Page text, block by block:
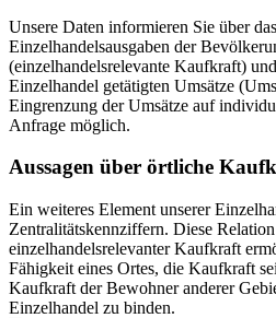
Unsere Daten informieren Sie über
Einzelhandelsausgaben der
(einzelhandelsrelevante Kaufkraft)
Einzelhandel getätigten Umsätze
Eingrenzung der Umsätze auf
Anfrage möglich.
Aussagen über örtliche
Ein weiteres Element unserer
Zentralitätskennziffern. Diese
einzelhandelsrelevanter Kaufkraft
Fähigkeit eines Ortes, die Kaufkraft
Kaufkraft der Bewohner anderer
Einzelhandel zu binden.